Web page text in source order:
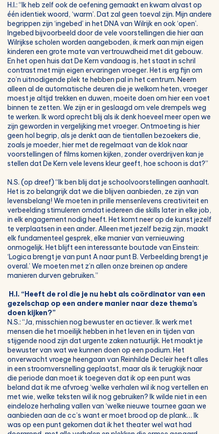
H.I.: “Ik heb zelf ook de oefening gemaakt en kwam alvast op
één identiek woord, ‘warm’. Dat zal geen toeval zijn. Mijn andere
begrippen zijn ‘ingebed’ in het DNA van Wilrijk en ook ‘open’.
Ingebed bijvoorbeeld door de vele voorstellingen die hier aan
Wilrijkse scholen worden aangeboden, ik merk aan mijn eigen
kinderen een grote mate van vertrouwdheid met dit gebouw.
En het open huis dat De Kern vandaag is, het staat in schril
contrast met mijn eigen ervaringen vroeger. Het is erg fijn om
zo’n uitnodigende plek te hebben pal in het centrum. Neem
alleen al de automatische deuren die je welkom heten, vroeger
moest je altijd trekken en duwen, moeite doen om hier een voet
binnen te zetten. We zijn er in geslaagd om vele drempels weg
te werken. Ik word oprecht blij als ik denk hoeveel meer open we
zijn geworden in vergelijking met vroeger. Ontmoeting is hier
geen hol begrip, als je denkt aan de tientallen bezoekers die,
zoals je moeder, hier met de regelmaat van de klok naar
voorstellingen of films komen kijken, zonder overdrijven kan je
stellen dat De Kern vele levens kleur geeft, hoe schoon is dat?”
N.S. (op dreef) “Ik ben blij dat je schoolvoorstellingen aanhaalt.
Het is zo belangrijk dat we die blijven aanbieden, ze zijn van
levensbelang! We moeten in prille mensenlevens creativiteit en
verbeelding stimuleren omdat iedereen die skills later in elke job,
in elk engagement nodig heeft. Het komt neer op de kunst jezelf
te verplaatsen in een ander. Alleen met jezelf bezig zijn, maakt
elk fundamenteel gesprek, elke manier van vernieuwing
onmogelijk. Het blijft een interessante boutade van Einstein:
‘Logica brengt je van punt A naar punt B. Verbeelding brengt je
overal.’ We moeten met z’n allen onze breinen op andere
manieren durven gebruiken.”
H.I. “Heeft de rol die je nu hebt als coördinator van een
gezelschap op een andere manier naar deze thema’s
doen kijken?”
N.S.: “Ja, misschien nog bewuster en actiever. Ik werk met
mensen die het moeilijk hebben in het leven en in tijden van
stijgende nood zijn dat urgente zaken natuurlijk. Het maakt je
bewuster van wat we kunnen doen op een podium. Het
onverwacht vroege heengaan van Reinhilde Decleir heeft alles
in een stroomversnelling geplaatst, maar als ik terugkijk naar
die periode dan moet ik toegeven dat ik op een punt was
beland dat ik me afvroeg ‘welke verhalen wil ik nog vertellen en
met wie, welke teksten wil ik nog gebruiken? Ik wilde niet in een
eindeloze herhaling vallen van ‘welke nieuwe tournee gaan we
aanbieden aan de cc’s want er moet brood op de plank… Ik
was op een punt gekomen dat ik het theater wel wat had